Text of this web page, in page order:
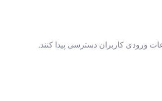
ورودی کاربران دسترسی پیدا کنند.